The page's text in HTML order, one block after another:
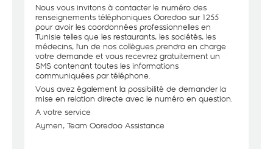
Nous vous invitons à contacter le numéro des
renseignements téléphoniques Ooredoo sur 1255
pour avoir les coordonnées professionnelles en
Tunisie telles que les restaurants, les sociétés, les
médecins, l'un de nos collègues prendra en charge
votre demande et vous recevrez gratuitement un
SMS contenant toutes les informations
communiquées par téléphone.
Vous avez également la possibilité de demander la
mise en relation directe avec le numéro en question.
A votre service
Aymen, Team Ooredoo Assistance